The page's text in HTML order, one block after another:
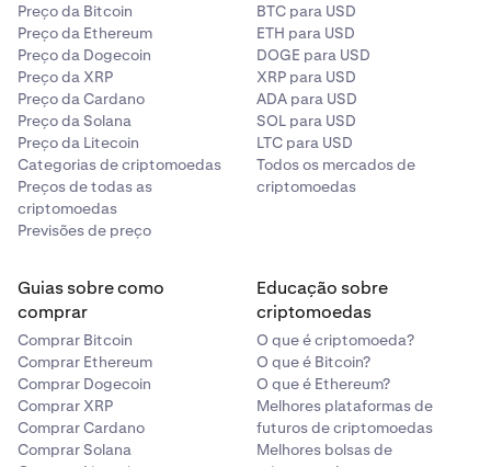
Preço da Bitcoin
Preço da Ethereum
Preço da Dogecoin
Preço da XRP
Preço da Cardano
Preço da Solana
Preço da Litecoin
Categorias de criptomoedas
Preços de todas as
criptomoedas
Previsões de preço
BTC para USD
ETH para USD
DOGE para USD
XRP para USD
ADA para USD
SOL para USD
LTC para USD
Todos os mercados de
criptomoedas
Guias sobre como
comprar
Comprar Bitcoin
Comprar Ethereum
Comprar Dogecoin
Comprar XRP
Comprar Cardano
Comprar Solana
Educação sobre
criptomoedas
O que é criptomoeda?
O que é Bitcoin?
O que é Ethereum?
Melhores plataformas de
futuros de criptomoedas
Melhores bolsas de